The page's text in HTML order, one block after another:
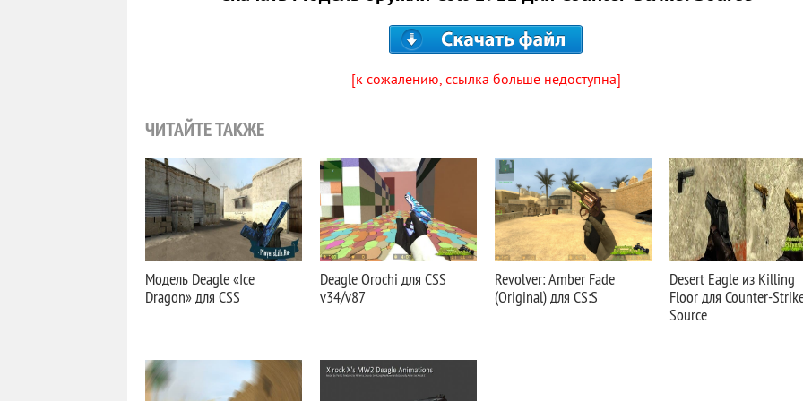
[к сожалению, ссылка больше недоступна]
ЧИТАЙТЕ ТАКЖЕ
Модель Deagle «Ice
Dragon» для CSS
Deagle Orochi для CSS
v34/v87
Revolver: Amber Fade
(Original) для CS:S
Desert Eagle из Killing
Floor для Counter-
Source